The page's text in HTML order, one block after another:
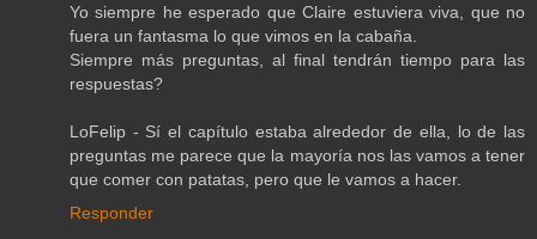
Yo siempre he esperado que Claire estuviera viva, que no
fuera un fantasma lo que vimos en la cabaña.
Siempre más preguntas, al final tendrán tiempo para las
respuestas?
LoFelip - Sí el capítulo estaba alrededor de ella, lo de las
preguntas me parece que la mayoría nos las vamos a tener
que comer con patatas, pero que le vamos a hacer.
Responder